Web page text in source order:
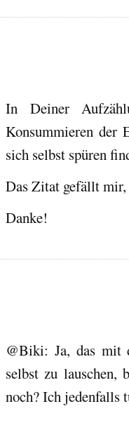
In Deiner
Konsummieren der
sich selbst spüren
Das Zitat gefällt mir,
Danke!
@Biki: Ja, das mit
selbst zu lauschen,
noch? Ich jedenfalls